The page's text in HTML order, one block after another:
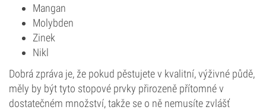
Mangan
Molybden
Zinek
Nikl
Dobrá zpráva je, že pokud pěstujete v kvalitní, výživné půdě,
měly by být tyto stopové prvky přirozeně přítomné v
dostatečném množství, takže se o ně nemusíte zvlášť